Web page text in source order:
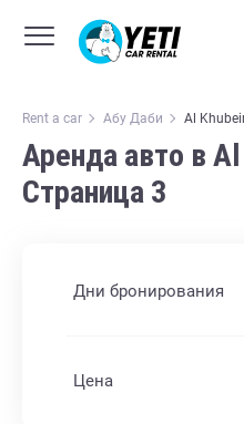
Rent a car Абу Даби Al
Аренда авто в
Страница 3
Дни бронирования
Цена